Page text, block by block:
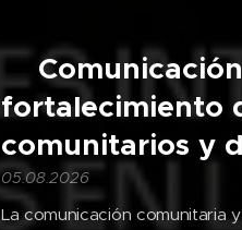
fortalecimiento
comunitarios y
05.08.2026
La comunicación comunitaria